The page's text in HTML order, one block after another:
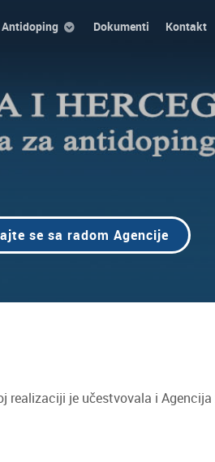
Antidoping Dokumenti Kontakt
se sa radom Agencije
je učestvovala i